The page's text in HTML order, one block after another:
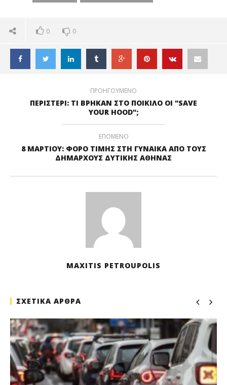
ΡΑΤΣΙΣΜΟ ΣΤΗ
ΔΥΤΙΚΗ ΑΘΗΝΑ
0 0
ΠΡΟΗΓΟΥΜΕΝΟ
ΠΕΡΙΣΤΕΡΙ: ΤΙ ΒΡΗΚΑΝ ΣΤΟ ΠΟΙΚΙΛΟ ΟΙ "SAVE
YOUR HOOD";
ΕΠΟΜΕΝΟ
8 ΜΑΡΤΙΟΥ: ΦΟΡΟ ΤΙΜΗΣ ΣΤΗ ΓΥΝΑΙΚΑ ΑΠΟ ΤΟΥΣ
ΔΗΜΑΡΧΟΥΣ ΔΥΤΙΚΗΣ ΑΘΗΝΑΣ
MAXITIS PETROUPOLIS
ΣΧΕΤΙΚΑ ΑΡΘΡΑ